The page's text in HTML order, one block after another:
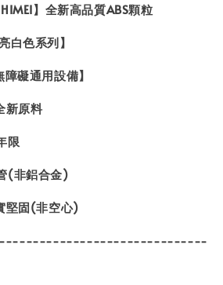
】全新高品質ABS顆粒
白色系列】
礙通用設備】
新原料
限
(非鋁合金)
堅固(非空心)